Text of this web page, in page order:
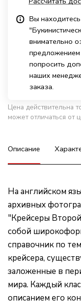
Вы
внимательно
предложением
попросить
наших
заказа.
Цена действительна
может отличаться от
Описание
На английском
архивных
"Крейсеры
собой
справочник по
крейсера,
заложенные в
мира. Каждый
описанием его